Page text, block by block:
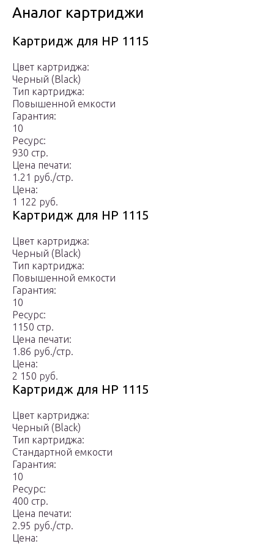
Аналог картриджи
Картридж для HP 1115
Цвет картриджа:
Черный (Black)
Тип картриджа:
Повышенной емкости
Гарантия:
10
Ресурс:
930 стр.
Цена печати:
1.21 руб./стр.
Цена:
1 122 руб.
Картридж для HP 1115
Цвет картриджа:
Черный (Black)
Тип картриджа:
Повышенной емкости
Гарантия:
10
Ресурс:
1150 стр.
Цена печати:
1.86 руб./стр.
Цена:
2 150 руб.
Картридж для HP 1115
Цвет картриджа:
Черный (Black)
Тип картриджа:
Стандартной емкости
Гарантия:
10
Ресурс:
400 стр.
Цена печати:
2.95 руб./стр.
Цена: